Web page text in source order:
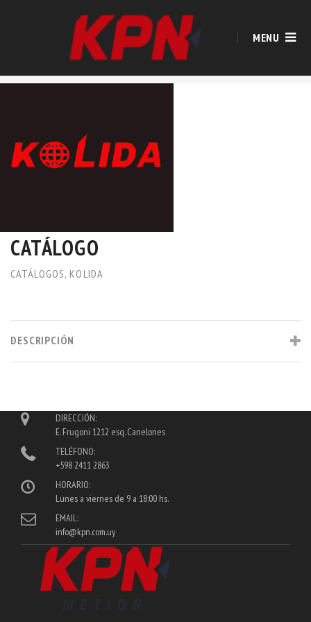
MENU
CATÁLOGO
CATÁLOGOS, KOLIDA
DESCRIPCIÓN
DIRECCIÓN:
E. Frugoni 1212 esq. Canelones
TELÉFONO:
+598 2411 2863
HORARIO:
Lunes a viernes de 9 a 18:00 hs.
EMAIL:
info@kpn.com.uy